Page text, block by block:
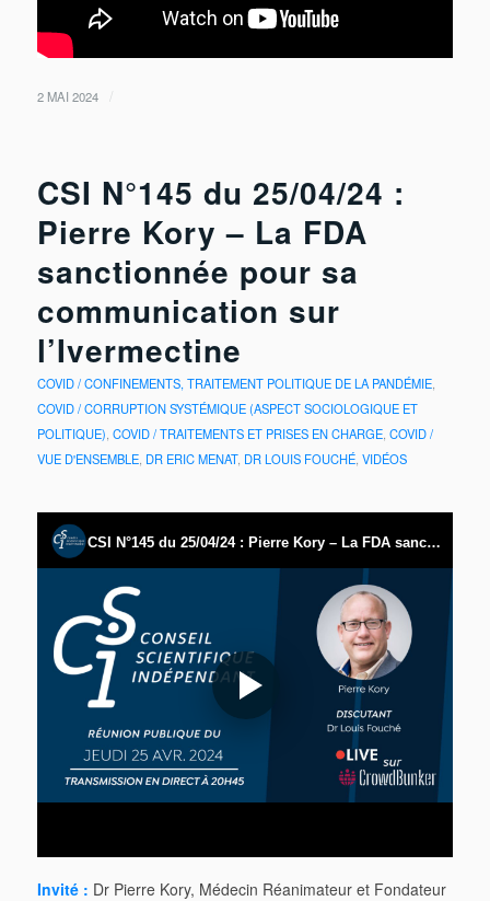
2 MAI 2024 /
CSI N°145 du 25/04/24 :
Pierre Kory – La FDA
sanctionnée pour sa
communication sur
l’Ivermectine
COVID / CONFINEMENTS, TRAITEMENT POLITIQUE DE LA PANDÉMIE,
COVID / CORRUPTION SYSTÉMIQUE (ASPECT SOCIOLOGIQUE ET
POLITIQUE) COVID / TRAITEMENTS ET PRISES EN CHARGE, COVID /
VUE D'ENSEMBLE, DR ERIC MENAT, DR LOUIS FOUCHÉ, VIDÉOS
Invité : Dr Pierre Kory, Médecin Réanimateur et Fondateur